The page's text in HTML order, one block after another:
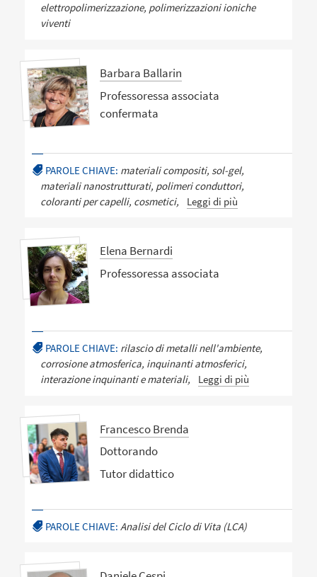
elettropolimerizzazione, polimerizzazioni ioniche
viventi
Barbara Ballarin
Professoressa associata
confermata
PAROLE CHIAVE: materiali compositi, sol-gel,
materiali nanostrutturati, polimeri conduttori,
coloranti per capelli, cosmetici,
Leggi di più
Elena Bernardi
Professoressa associata
PAROLE CHIAVE: rilascio di metalli nell'ambiente,
corrosione atmosferica, inquinanti atmosferici,
interazione inquinanti e materiali,
Leggi di più
Francesco Brenda
Dottorando
Tutor didattico
PAROLE CHIAVE: Analisi del Ciclo di Vita (LCA)